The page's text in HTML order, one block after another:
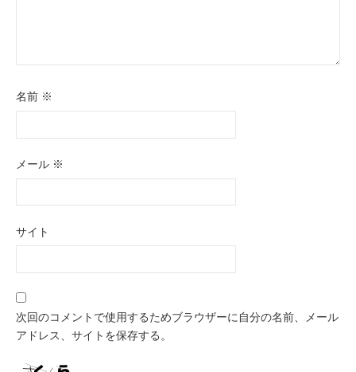
名前 ※
メール ※
サイト
次回のコメントで使用するためブラウザーに自分の名前、メール
アドレス、サイトを保存する。